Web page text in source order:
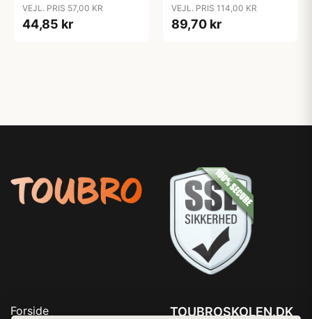
- 44/46
VEJL. PRIS 57,00 KR
44,85 kr
35/37 - 42/44
VEJL. PRIS 114,00 KR
89,70 kr
Forside TOUBROSKOLEN.DK